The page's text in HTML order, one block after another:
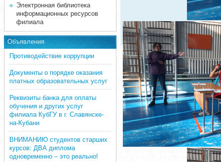
Электронная библиотека
информационных ресурсов
филиала
Объявления
Противодействие коррупции
Документы о порядке оказания
платных образовательных услуг
Реквизиты банка для оплаты
обучения и других услуг
филиала КубГУ в г. Славянске-
на-Кубани
ВНИМАНИЮ студентов старших
курсов: ДВА диплома
одновременно – это реально!